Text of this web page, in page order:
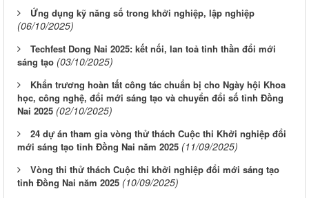
Ứng dụng kỹ năng số trong khởi nghiệp, lập nghiệp
(06/10/2025)
Techfest Dong Nai 2025: kết nối, lan toả tinh thần đổi mới
sáng tạo (03/10/2025)
Khẩn trương hoàn tất công tác chuẩn bị cho Ngày hội Khoa
học, công nghệ, đổi mới sáng tạo và chuyển đổi số tỉnh Đồng
Nai 2025 (02/10/2025)
24 dự án tham gia vòng thử thách Cuộc thi Khởi nghiệp đổi
mới sáng tạo tỉnh Đồng Nai năm 2025 (11/09/2025)
Vòng thi thử thách Cuộc thi khởi nghiệp đổi mới sáng tạo
tỉnh Đồng Nai năm 2025 (10/09/2025)